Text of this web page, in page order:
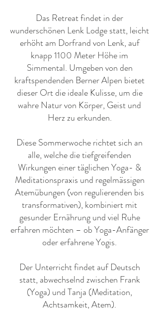
Das Retreat findet in der
wunderschönen Lenk Lodge statt, leicht
erhöht am Dorfrand von Lenk, auf
knapp 1100 Meter Höhe im
Simmental. Umgeben von den
kraftspendenden Berner Alpen bietet
dieser Ort die ideale Kulisse, um die
wahre Natur von Körper, Geist und
Herz zu erkunden.
Diese Sommerwoche richtet sich an
alle, welche die tiefgreifenden
Wirkungen einer täglichen Yoga- &
Meditationspraxis und regelmässigen
Atemübungen (von regulierenden bis
transformativen), kombiniert mit
gesunder Ernährung und viel Ruhe
erfahren möchten – ob Yoga-Anfänger
oder erfahrene Yogis.
Der Unterricht findet auf Deutsch
statt, abwechselnd zwischen Frank
(Yoga) und Tanja (Meditation,
Achtsamkeit, Atem).